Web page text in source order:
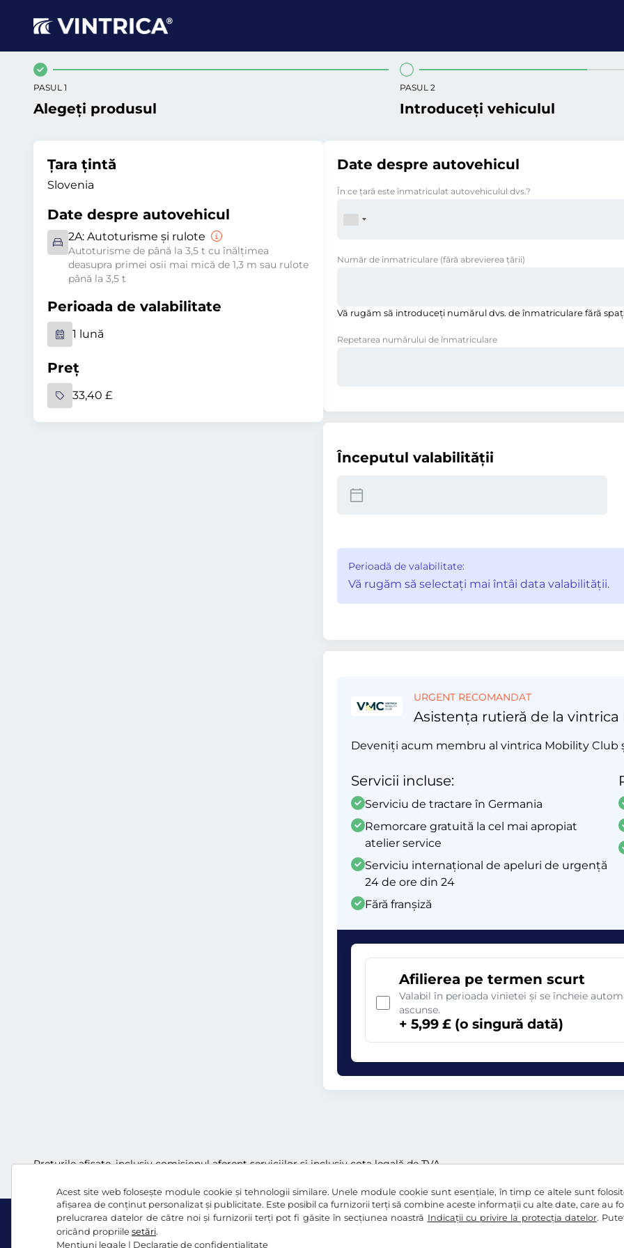
Acest site web folosește module cookie și tehnologii similare. Unele module cookie sunt esențiale, în timp ce altele sunt
afișarea de conținut personalizat și publicitate. Este posibil ca furnizorii terți să combine aceste informații cu alte date, care au
prelucrarea datelor de către noi și furnizorii terți pot fi găsite în secțiunea noastră Indicații cu privire la protecția datelor.
oricând propriile setări.
Mențiuni legale | Declaraţie de confidențialitate
PASUL 1
Alegeți produsul
PASUL 2
Introduceți vehiculul
Țara țintă
Slovenia
Date despre autovehicul
2A: Autoturisme și rulote
Autoturisme de până la 3,5 t cu înălțimea
deasupra primei osii mai mică de 1,3 m sau rulote
până la 3,5 t
Perioada de valabilitate
1 lună
Preț
33,40 £
Date despre autovehicul
În ce ţară este înmatriculat autovehiculul dvs.?
Număr de înmatriculare (fără abrevierea ţării)
Vă rugăm să introduceţi numărul dvs. de înmatriculare fără
Repetarea numărului de înmatriculare
Începutul valabilităţii
Perioadă de valabilitate:
Vă rugăm să selectaţi mai întâi data valabilităţii.
URGENT RECOMANDAT
Asistența rutieră de la
Deveniți acum membru al vintrica Mobility Club
Servicii incluse:
Serviciu de tractare în Germania
Remorcare gratuită la cel mai apropiat
atelier service
Serviciu internațional de apeluri de urgență
24 de ore din 24
Fără franșiză
Afilierea pe termen scurt
Valabil în perioada vinietei și se încheie
ascunse.
+ 5,99 £ (o singură dată)
Preţurile afişate, inclusiv comisionul aferent serviciilor și inclusiv cota legală de TVA